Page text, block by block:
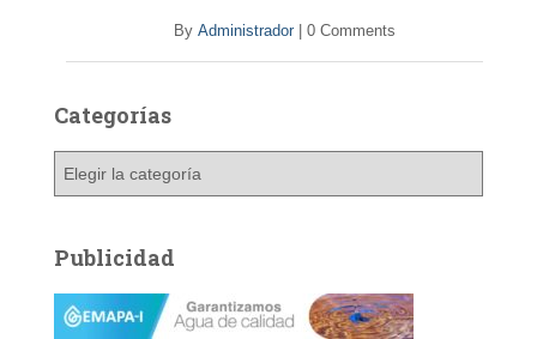
By Administrador 0 Comments
Categorías
g
o
Publicidad